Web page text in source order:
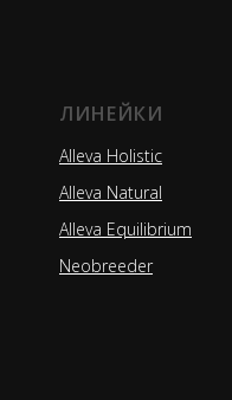
ЛИНЕЙКИ
Alleva Holistic
Alleva Natural
Alleva Equilibrium
Neobreeder